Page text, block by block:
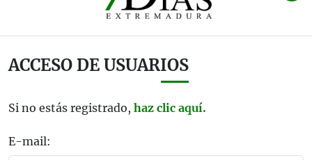
ACCESO DE USUARIOS
Si no estás registrado, haz clic aquí.
E-mail: